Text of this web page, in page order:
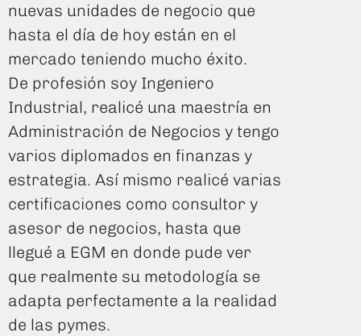
nuevas unidades de negocio que
hasta el día de hoy están en el
mercado teniendo mucho éxito.
De profesión soy Ingeniero
Industrial, realicé una maestría en
Administración de Negocios y tengo
varios diplomados en finanzas y
estrategia. Así mismo realicé varias
certificaciones como consultor y
asesor de negocios, hasta que
llegué a EGM en donde pude ver
que realmente su metodología se
adapta perfectamente a la realidad
de las pymes.